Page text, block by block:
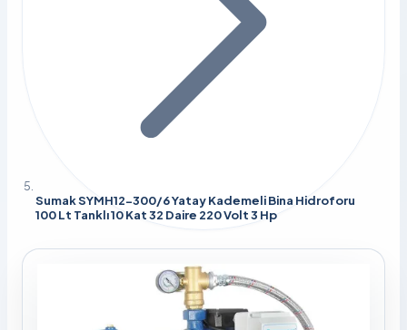
Sumak SYMH12-300/6 Yatay Kademeli Bina Hidroforu
100 Lt Tanklı 10 Kat 32 Daire 220 Volt 3 Hp